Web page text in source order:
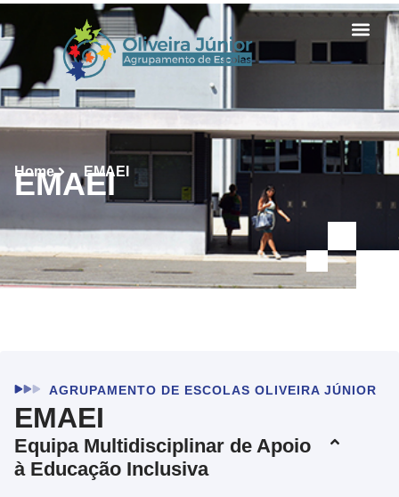
Home EMAEI
EMAEI
AGRUPAMENTO DE ESCOLAS OLIVEIRA JÚNIOR
EMAEI
Equipa Multidisciplinar de Apoio
à Educação Inclusiva